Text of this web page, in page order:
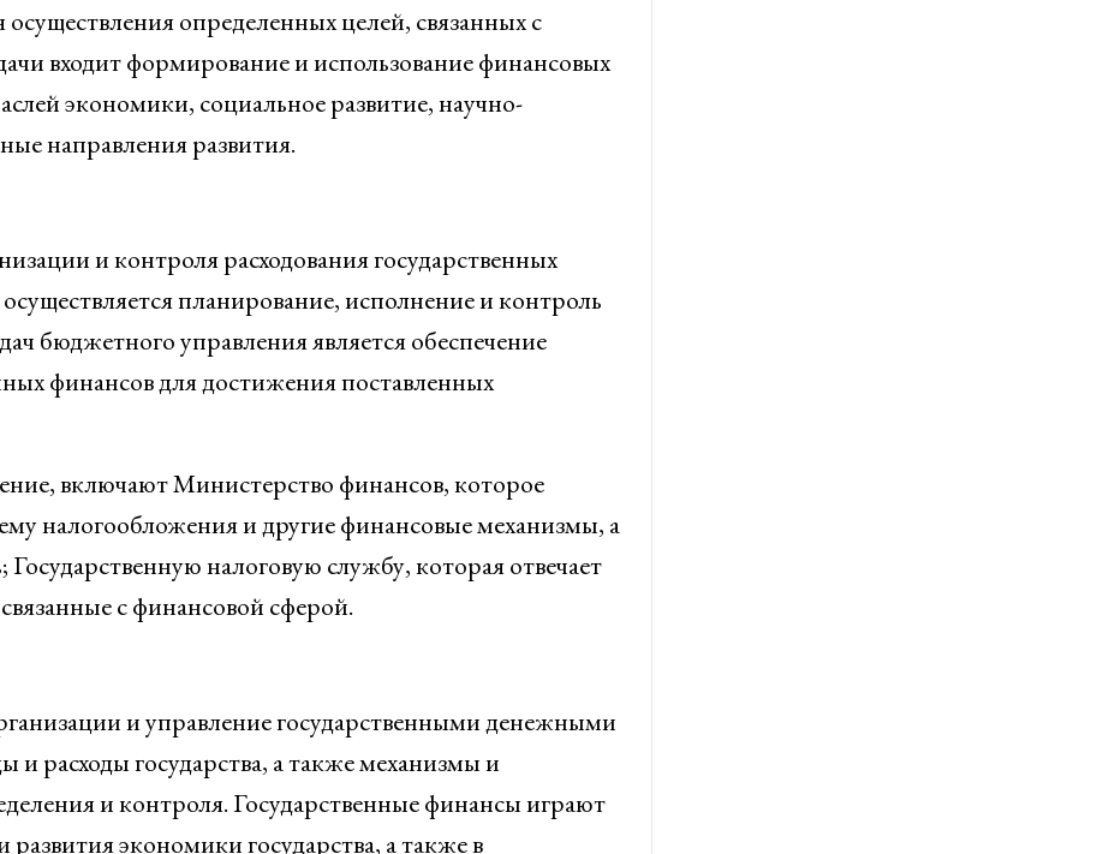
определенных целей, связанных с
входит формирование и использование финансовых
экономики, социальное развитие, научно-
направления развития.
и контроля расходования государственных
планирование, исполнение и контроль
бюджетного управления является обеспечение
финансов для достижения поставленных
включают Министерство финансов, которое
налогообложения и другие финансовые механизмы, а
налоговую службу, которая отвечает
с финансовой сферой.
и управление государственными денежными
и расходы государства, а также механизмы и
и контроля. Государственные финансы играют
экономики государства, а также в